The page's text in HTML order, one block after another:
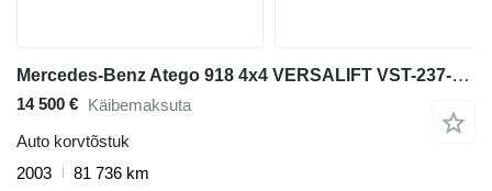
Mercedes-Benz Atego 918 4x4 VERSALIFT VST-237-NF / 13,5 m
14 500 € Käibemaksuta
Auto korvtõstuk
2003
81 736 km